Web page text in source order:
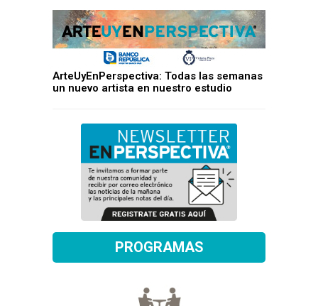
ArteUyEnPerspectiva: Todas las semanas
un nuevo artista en nuestro estudio
PROGRAMAS